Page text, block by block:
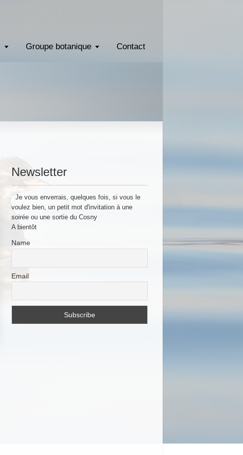
Groupe botanique Contact
Newsletter
Je vous enverrais, quelques fois, si vous le
voulez bien, un petit mot d'invitation à une
soirée ou une sortie du Cosny
A bientôt
Name
Email